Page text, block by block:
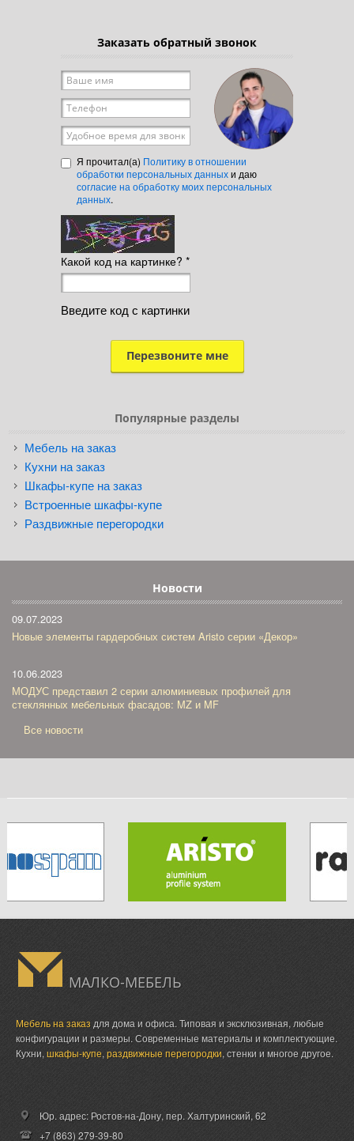
Заказать обратный звонок
Ваше имя
Телефон
Удобное время для звонка
Я прочитал(а) Политику в отношении
обработки персональных данныхи даю
согласие на обработку моих персональных
данных.
Какой код на картинке? *
Введите код с картинки
Популярные разделы
Мебель на заказ
Кухни на заказ
Шкафы-купе на заказ
Встроенные шкафы-купе
Раздвижные перегородки
Новости
09.07.2023
Новые элементы гардеробных систем Aristo серии «Декор»
10.06.2023
МОДУС представил 2 серии алюминиевых профилей для
стеклянных мебельных фасадов: MZ и MF
Все новости
МАЛКО-МЕБЕЛЬ
Мебель на заказ для дома и офиса. Типовая и эксклюзивная, любые
конфигурации и размеры. Современные материалы и комплектующие.
Кухни, шкафы-купе, раздвижные перегородки, стенки и многое другое.
Юр. адрес: Ростов-на-Дону, пер. Халтуринский, 62
+7 (863) 279-39-80